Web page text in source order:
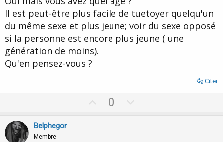
Il est peut-être plus facile de tuetoyer quelqu'un
du même sexe et plus jeune; voir du sexe opposé
si la personne est encore plus jeune ( une
génération de moins).
Qu'en pensez-vous ?
Citer
p
0
o
Belphegor
Membre